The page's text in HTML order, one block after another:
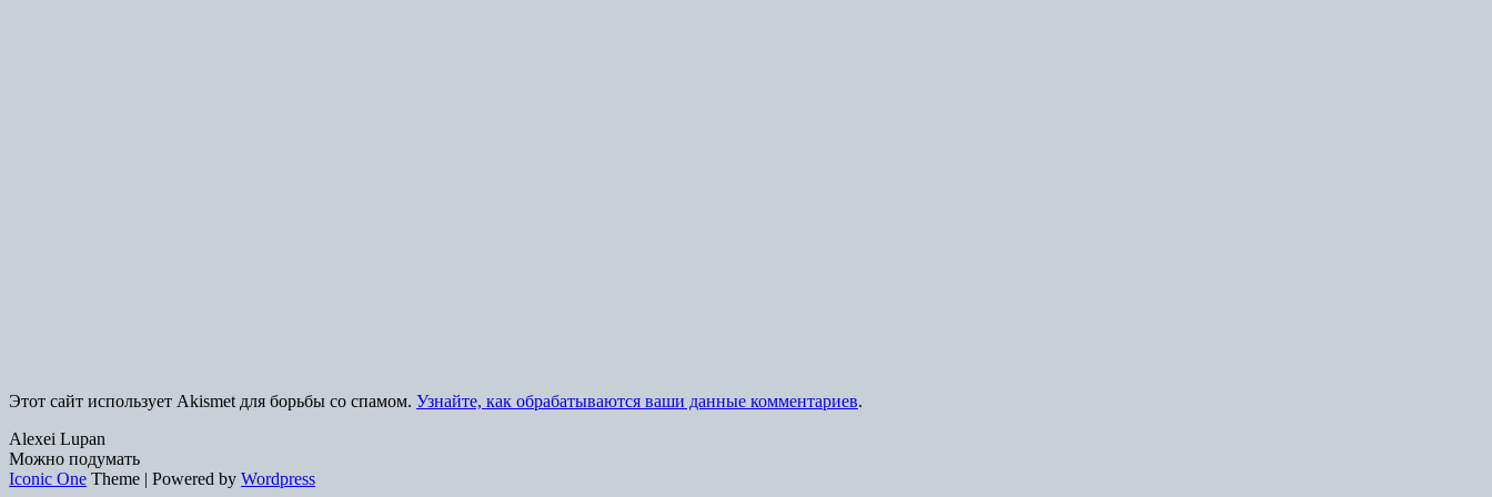
Этот сайт использует Akismet для борьбы со спамом. Узнайте, как обрабатываются ваши данные комментариев.
Alexei Lupan
Можно подумать
Iconic One Theme | Powered by Wordpress